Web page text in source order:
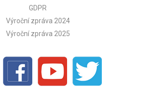
GDPR
Výroční zpráva 2024
Výroční zpráva 2025